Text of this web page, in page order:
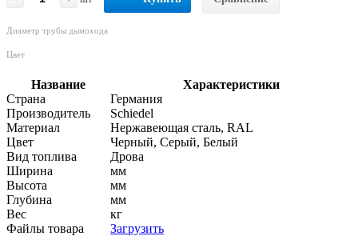
Диаметр трубы дымохода
Цвет
Название
Характеристики
Страна
Германия
Производитель
Schiedel
Материал
Нержавеющая сталь, RAL
Цвет
Черный, Серый, Белый
Вид топлива
Дрова
Ширина
мм
Высота
мм
Глубина
мм
Вес
кг
Файлы товара
Загрузить